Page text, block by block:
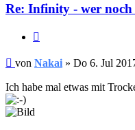
Re: Infinity - wer noch
Beitrag
von Nakai » Do 6. Jul
Ich habe mal etwas mit